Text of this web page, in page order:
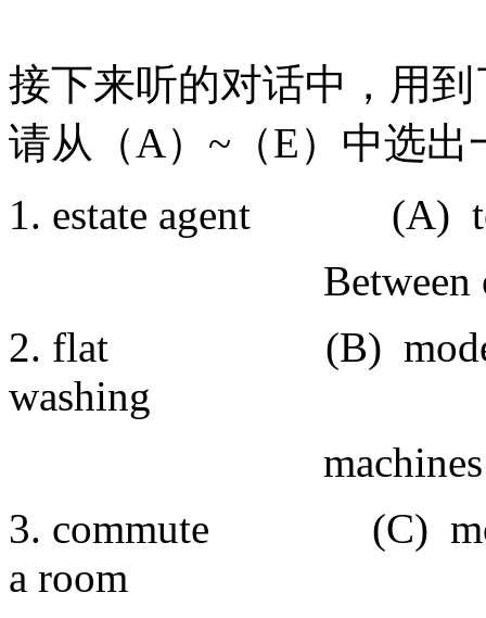
接下来听的对话中，用到
请从（A） ~ （E）中选出
1. estate agent (A) to
Between one’s
2. flat (B) modern
washing
machines and
3. commute (C)
a room